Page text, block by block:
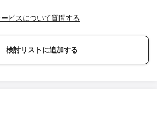
ビスについて質問する
検討リストに追加する